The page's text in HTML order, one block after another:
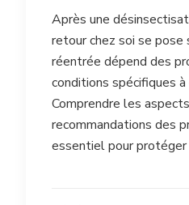
Après une
retour chez soi se pose
réentrée dépend des
conditions spécifiques
Comprendre les
recommandations des
essentiel pour